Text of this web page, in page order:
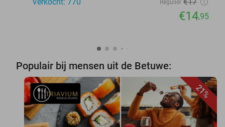
Verkocht: 770 Regulier €17
€14,95
Populair bij mensen uit de Betuwe:
21%